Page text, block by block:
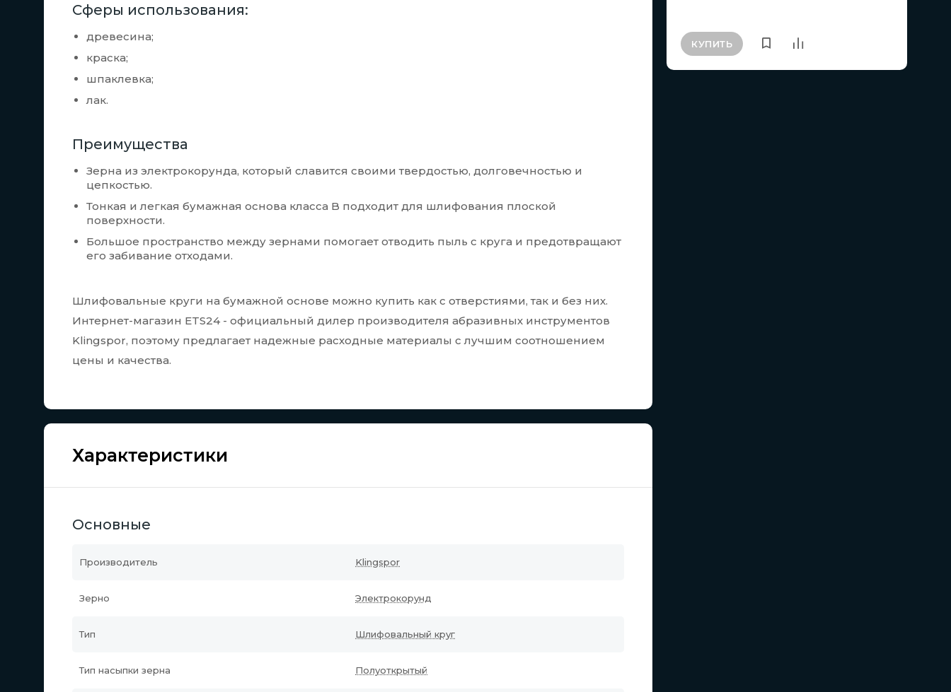
Сферы использования:
древесина;
краска;
шпаклевка;
лак.
Преимущества
Зерна из электрокорунда, который славится своими твердостью, долговечностью и
цепкостью.
Тонкая и легкая бумажная основа класса B подходит для шлифования плоской
поверхности.
Большое пространство между зернами помогает отводить пыль с круга и предотвращают
его забивание отходами.
Шлифовальные круги на бумажной основе можно купить как с отверстиями, так и без них.
Интернет-магазин ETS24 - официальный дилер производителя абразивных инструментов
Klingspor, поэтому предлагает надежные расходные материалы с лучшим соотношением
цены и качества.
Характеристики
Основные
Производитель Klingspor
Зерно Электрокорунд
Тип Шлифовальный круг
Тип насыпки зерна Полуоткрытый
КУПИТЬ